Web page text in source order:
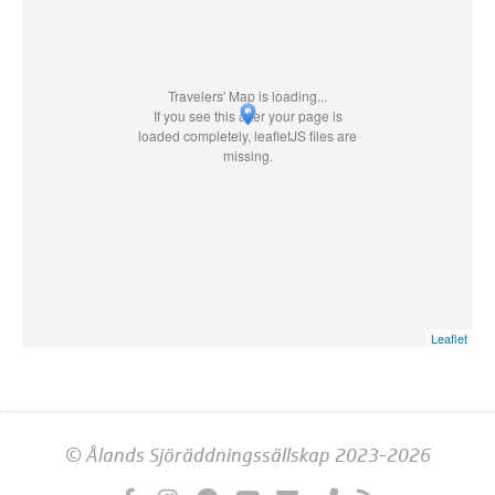
Travelers' Map is loading...
If you see this after your page is
loaded completely, leafletJS files are
missing.
Leaflet
© Ålands Sjöräddningssällskap 2023-2026